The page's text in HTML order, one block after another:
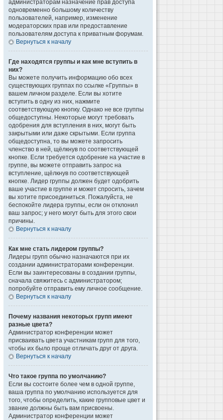
администраторам назначение прав доступа
одновременно большому количеству
пользователей, например, изменение
модераторских прав или предоставление
пользователям доступа к приватным форумам.
Вернуться к началу
Где находятся группы и как мне вступить в
них?
Вы можете получить информацию обо всех
существующих группах по ссылке «Группы» в
вашем личном разделе. Если вы хотите
вступить в одну из них, нажмите
соответствующую кнопку. Однако не все группы
общедоступны. Некоторые могут требовать
одобрения для вступления в них, могут быть
закрытыми или даже скрытыми. Если группа
общедоступна, то вы можете запросить
членство в ней, щёлкнув по соответствующей
кнопке. Если требуется одобрение на участие в
группе, вы можете отправить запрос на
вступление, щёлкнув по соответствующей
кнопке. Лидер группы должен будет одобрить
ваше участие в группе и может спросить, зачем
вы хотите присоединиться. Пожалуйста, не
беспокойте лидера группы, если он отклонил
ваш запрос; у него могут быть для этого свои
причины.
Вернуться к началу
Как мне стать лидером группы?
Лидеры групп обычно назначаются при их
создании администраторами конференции.
Если вы заинтересованы в создании группы,
сначала свяжитесь с администратором;
попробуйте отправить ему личное сообщение.
Вернуться к началу
Почему названия некоторых групп имеют
разные цвета?
Администратор конференции может
присваивать цвета участникам групп для того,
чтобы их было проще отличать друг от друга.
Вернуться к началу
Что такое группа по умолчанию?
Если вы состоите более чем в одной группе,
ваша группа по умолчанию используется для
того, чтобы определить, какие групповые цвет и
звание должны быть вам присвоены.
Администратор конференции может